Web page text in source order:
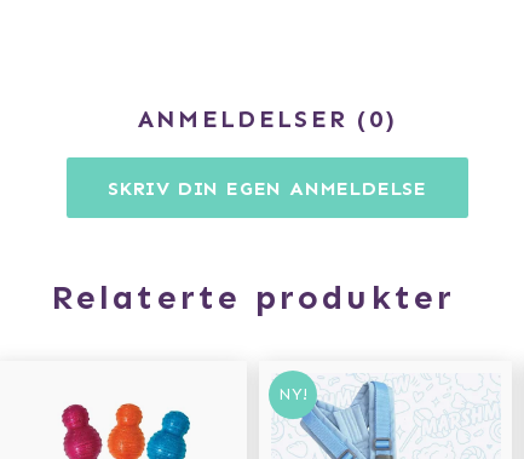
ANMELDELSER 0
SKRIV DIN EGEN ANMELDELSE
Relaterte produkter
NY!